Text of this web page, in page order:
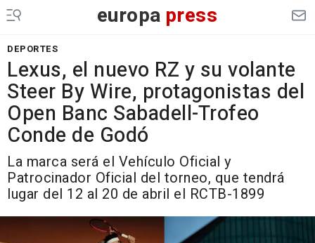
europa press
DEPORTES
Lexus, el nuevo RZ y su volante
Steer By Wire, protagonistas del
Open Banc Sabadell-Trofeo
Conde de Godó
La marca será el Vehículo Oficial y
Patrocinador Oficial del torneo, que tendrá
lugar del 12 al 20 de abril el RCTB-1899